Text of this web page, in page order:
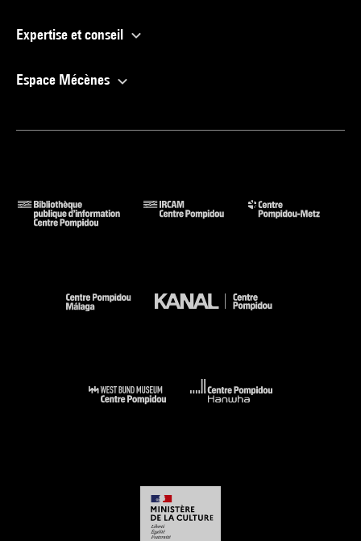
Expertise et conseil
Espace Mécènes